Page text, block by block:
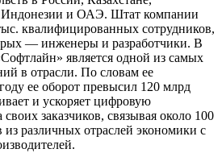
Индонезии и ОАЭ. Штат компании
квалифицированных сотрудников,
— инженеры и разработчики. В
является одной из самых
в отрасли. По словам ее
ее оборот превысил 120 млрд
и ускоряет цифровую
заказчиков, связывая около 100
различных отраслей экономики с